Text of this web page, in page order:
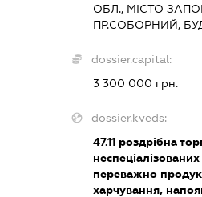
ОБЛ., МІСТО
ПР.СОБОРНИЙ,
dossier.capital:
3 300 000 грн.
dossier.kveds:
47.11роздрібна
переважно
харчування,